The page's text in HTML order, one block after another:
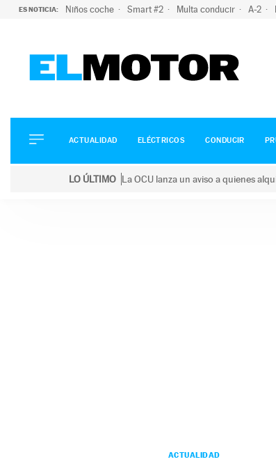
ES NOTICIA: Niños coche Smart #2 Multa conducir A-2
ELÉCTRICOS
CONDUCIR
ACTUALIDAD ELÉCTRICOS CONDUCIR
LO ÚLTIMO La OCU lanza un aviso a quienes
ACTUALIDAD